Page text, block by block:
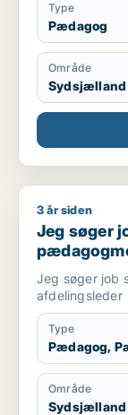
Type
Pædagog
Område
Sydsjælland
Jeg søger job
3 år siden
Jeg søger
Jeg søger job
afdelingsleder
Type
Pædagog,
Område
Sydsjælland